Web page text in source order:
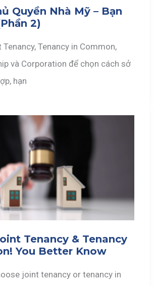
Quyền Nhà Mỹ – Bạn
2)
Tenancy in Common,
và Corporation để chọn cách sở
hạn
Tenancy & Tenancy
You Better Know
joint tenancy or tenancy in